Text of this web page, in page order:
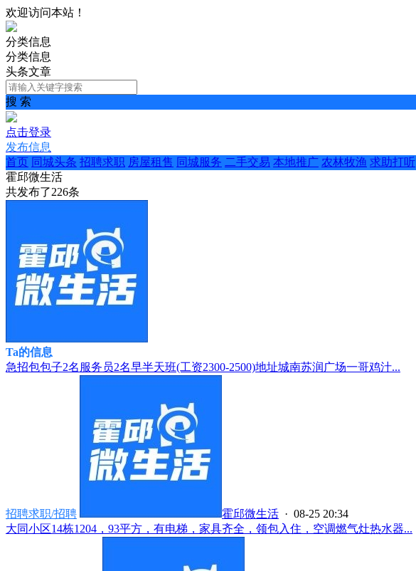
欢迎访问本站！
分类信息
分类信息
头条文章
搜 索
点击登录
发布信息
首页 同城头条 招聘求职 房屋租售 同城服务 二手交易 本地推广 农林牧渔 求助打听
霍邱微生活
共发布了226条
Ta的信息
急招包包子2名服务员2名早半天班(工资2300-2500)地址城南苏润广场一哥鸡汁...
招聘求职/招聘 霍邱微生活 · 08-25 20:34
大同小区14栋1204，93平方，有电梯，家具齐全，领包入住，空调燃气灶热水器...